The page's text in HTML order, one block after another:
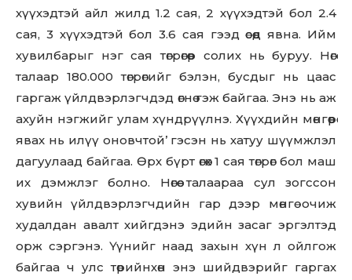
хүүхэдтэй айл жилд 1.2 сая, 2 хүүхэдтэй бол 2.4
сая, 3 хүүхэдтэй бол 3.6 сая гээд өсөөд явна. Ийм
хувилбарыг нэг сая төгрөгөөр солих нь буруу. Нөгөө
талаар 180.000 төгрөгийг бэлэн, бусдыг нь цаас
гаргаж үйлдвэрлэгчдэд өгнө гэж байгаа. Энэ нь аж
ахуйн нэгжийг улам хүндрүүлнэ. Хүүхдийн мөнгөөрөө
явах нь илүү оновчтой’ гэсэн нь хатуу шүүмжлэл
дагуулаад байгаа. Өрх бүрт өгөх 1 сая төгрөг бол маш
их дэмжлэг болно. Нөгөө талаараа сул зогссон
хувийн үйлдвэрлэгчдийн гар дээр мөнгө очиж
худалдан авалт хийгдэнэ эдийн засаг эргэлтэд
орж сэргэнэ. Үүнийг наад захын хүн л ойлгож
байгаа ч улс төрийнхөн энэ шийдвэрийг гаргах